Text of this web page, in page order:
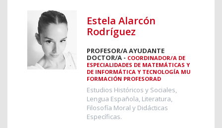
Estela Alarcón
Rodríguez
PROFESOR/A AYUDANTE
DOCTOR/A - COORDINADOR/A DE
ESPECIALIDADES DE MATEMÁTICAS Y
DE INFORMÁTICA Y TECNOLOGÍA MU
FORMACIÓN PROFESORAD
Estudios Históricos y Sociales,
Lengua Española, Literatura,
Filosofía Moral y Didácticas
Específicas.